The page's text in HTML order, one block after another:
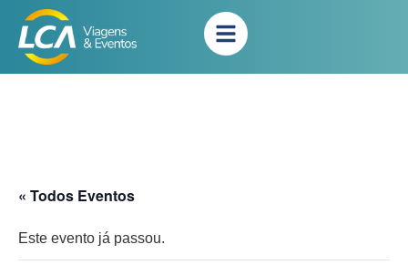
« Todos Eventos
Este evento já passou.